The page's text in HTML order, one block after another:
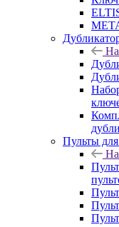
Пульты